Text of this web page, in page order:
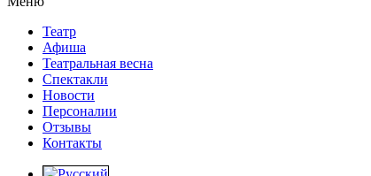
Театр
Афиша
Театральная весна
Спектакли
Новости
Персоналии
Отзывы
Контакты